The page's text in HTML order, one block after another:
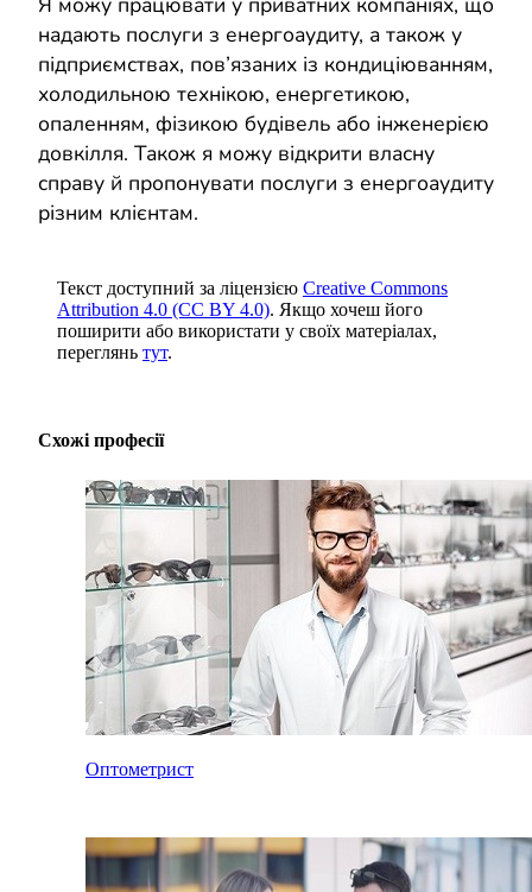
надають послуги з енергоаудиту, а також у
підприємствах, пов’язаних із кондиціюванням,
холодильною технікою, енергетикою,
опаленням, фізикою будівель або інженерією
довкілля. Також я можу відкрити власну
справу й пропонувати послуги з енергоаудиту
різним клієнтам.
Текст доступний за ліцензією Creative Commons
Attribution 4.0 (CC BY 4.0). Якщо хочеш його
поширити або використати у своїх матеріалах,
переглянь тут.
Схожі професії
Оптометрист